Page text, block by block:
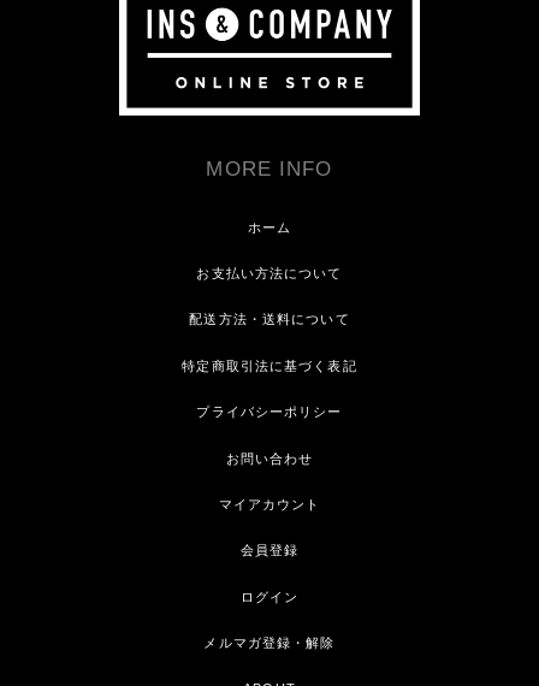
MORE INFO
ホーム
お支払い方法について
配送方法・送料について
特定商取引法に基づく表記
プライバシーポリシー
お問い合わせ
マイアカウント
会員登録
ログイン
メルマガ登録・解除